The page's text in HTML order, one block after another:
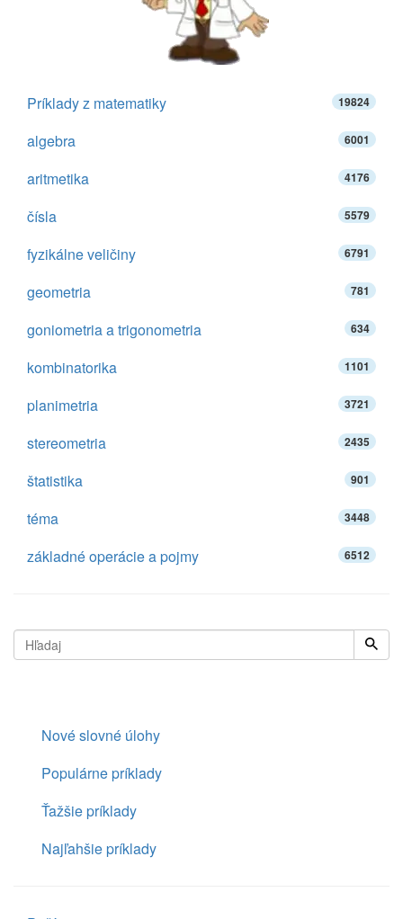
Príklady z matematiky 19824
algebra 6001
aritmetika 4176
čísla 5579
fyzikálne veličiny 6791
geometria 781
goniometria a trigonometria 634
kombinatorika 1101
planimetria 3721
stereometria 2435
štatistika 901
téma 3448
základné operácie a pojmy 6512
Nové slovné úlohy
Populárne príklady
Ťažšie príklady
Najľahšie príklady